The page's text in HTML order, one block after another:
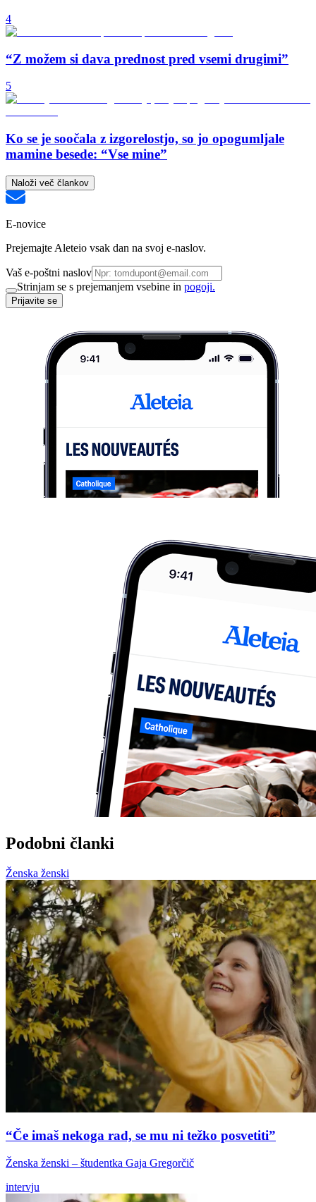
4
“Z možem si dava prednost pred vsemi drugimi”
5
Ko se je soočala z izgorelostjo, so jo opogumljale
mamine besede: “Vse mine”
Naloži več člankov
E-novice
Prejemajte Aleteio vsak dan na svoj e-naslov.
Vaš e-poštni naslov
Strinjam se s prejemanjem vsebine in pogoji.
Prijavite se
Podobni članki
Ženska ženski
“Če imaš nekoga rad, se mu ni težko posvetiti”
Ženska ženski – študentka Gaja Gregorčič
intervju